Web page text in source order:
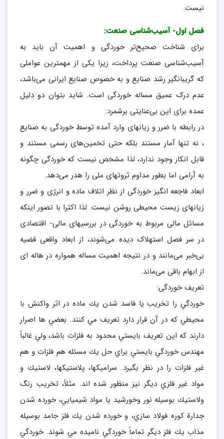
نيست.
فصل اول- آسیب‌شناسی صنعت:
برای شناخت صحیح‌تر خوردگی و اهمیت آن باید به
آسیب‌شناسی صنعت پرداخت، زیرا یکی از مهمترین عواملی
که گریبانگیر رشد صنایع و به خصوص صنایع ایرانی می‌باشد،
عدم درک عمیق مساله خوردگی است. شاید بتوان دو دلیل
عمده برای این بی‌عنایتی برشمرد:
در رابطه با ضرر و زیانهای وارد آمده توسط خوردگی به صنایع
، نه تنها آمار مستند بلکه حتی تخمین‌های رسمی مستند و
قابل انکار وجود ندارد، لذا مشخص نیست که خوردگی چگونه
به آرامی اما بطور مداوم ثروتهای ملی را هدر می‌دهد.
ابعاد فاجعه انگیز خوردگی از نظر اتلاف ماده و انرژی و ضرر و
زیانهای زیست محیطی روشن نیست. لذا اکثرا با تصور اینکه
مسائل مالی مربوط به خوردگی در بررسیهای مالی- اقتصادی
در سر فصل استهلاک دیده می‌شوند، از ابعاد واقعی قضیه
بی‌خبر می‌مانند و در نتیجه اهمیت مساله همواره در هاله ای
از ابهام باقی می‌ماند.
تعريف خوردگی:
خوردگي را تخريب يا فاسد شدن يك ماده در اثر واكنش با
محيطي كه در آن قرار دارد تعريف مي كنند. بعضي ها اصرار
دارند كه اين تعريف بايستي محدود به فلزات باشد، ولي غالباً
مهندس خوردگي بايستي براي حل يك مسئله هم فلزات و هم
غير فلزات را در نظر بگيرد. سراميكها، پلاستيكها، لاستيك و
مواد غير فلزي ديگر نيز منظور شده اند. مثلاً، تخريب رنگ
ولاستيك بوسيله نور وخورشيد يا مواد شيميايي، خورده شدن
جدارة كوره فولاد سازي، و خورده شدن يك فلز جامد بوسيله
مذاب يك فلز ديگر تماماً خوردگي ناميده مي شوند. خوردگي